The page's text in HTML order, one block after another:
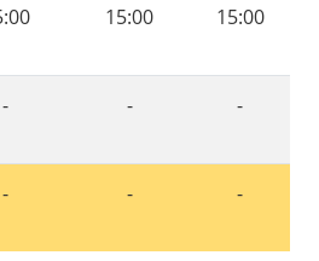
15:00 15:00
- - -
- - -